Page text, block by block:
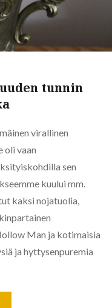
tunnin
virallinen
oli vaan
sen
kuului mm.
kaksi nojatuolia,
Man ja kotimaisia
ja hyttysenpuremia